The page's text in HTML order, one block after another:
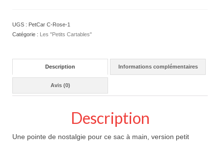
UGS : PetCar C-Rose-1
Catégorie : Les "Petits Cartables"
Description Informations complémentaires
Avis (0)
Description
Une pointe de nostalgie pour ce sac à main, version petit